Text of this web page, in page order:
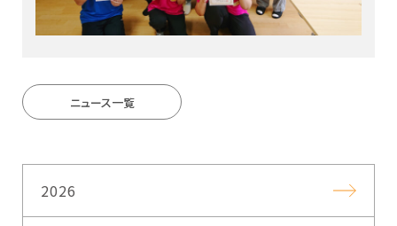
ニュース一覧
2026